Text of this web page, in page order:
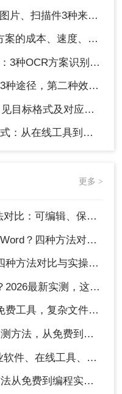
3种来源分别怎么处理！
、速度、精度对比！
方案识别率实测！
，第二种效率最高！
式及对应操作方法！
具到桌面软件全梳理！
更多 >
辑、保格式、避风险！
比与实操指南（附详细表格）!
实操指南（附详细表格）
5种方法从免费到专业全搞定！
复杂文件再上专业软件！
免费到专业全攻略！
内置与改后缀名4种方案对比！
费到编程实测对比！